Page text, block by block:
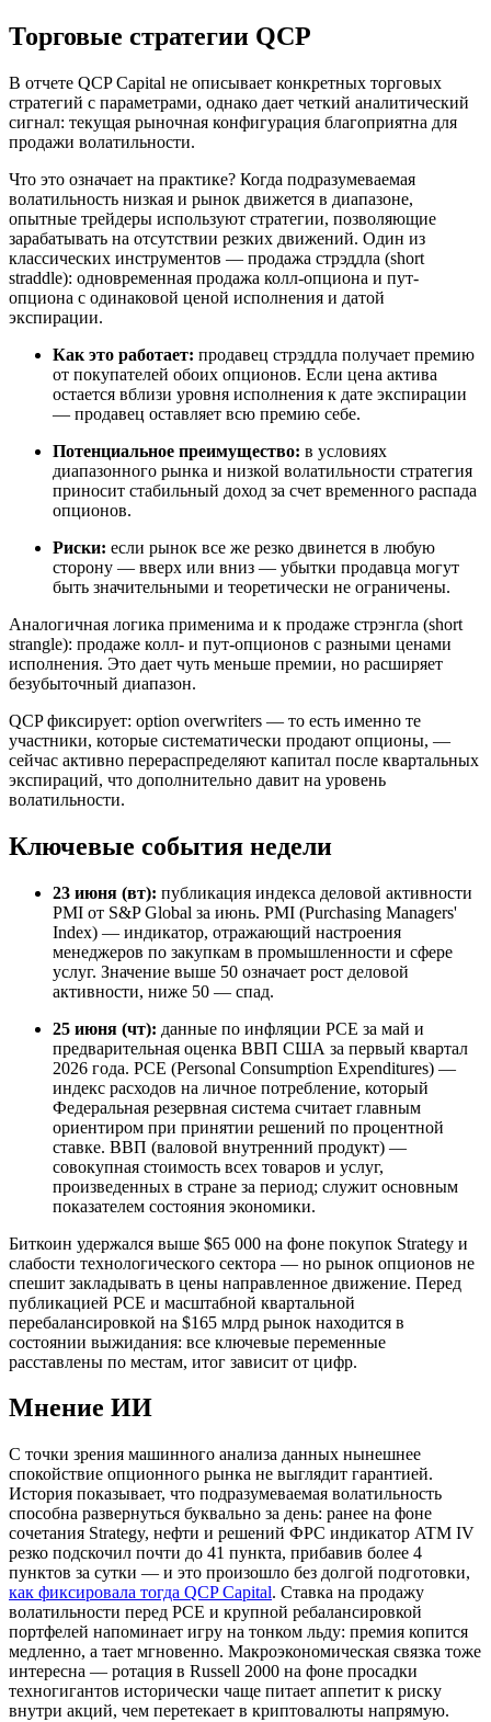
Торговые стратегии QCP
В отчете QCP Capital не описывает конкретных торговых
стратегий с параметрами, однако дает четкий аналитический
сигнал: текущая рыночная конфигурация благоприятна для
продажи волатильности.
Что это означает на практике? Когда подразумеваемая
волатильность низкая и рынок движется в диапазоне,
опытные трейдеры используют стратегии, позволяющие
зарабатывать на отсутствии резких движений. Один из
классических инструментов — продажа стрэддла (short
straddle): одновременная продажа колл-опциона и пут-
опциона с одинаковой ценой исполнения и датой
экспирации.
Как это работает: продавец стрэддла получает премию
от покупателей обоих опционов. Если цена актива
остается вблизи уровня исполнения к дате экспирации
— продавец оставляет всю премию себе.
Потенциальное преимущество: в условиях
диапазонного рынка и низкой волатильности стратегия
приносит стабильный доход за счет временного распада
опционов.
Риски: если рынок все же резко двинется в любую
сторону — вверх или вниз — убытки продавца могут
быть значительными и теоретически не ограничены.
Аналогичная логика применима и к продаже стрэнгла (short
strangle): продаже колл- и пут-опционов с разными ценами
исполнения. Это дает чуть меньше премии, но расширяет
безубыточный диапазон.
QCP фиксирует: option overwriters — то есть именно те
участники, которые систематически продают опционы, —
сейчас активно перераспределяют капитал после квартальных
экспираций, что дополнительно давит на уровень
волатильности.
Ключевые события недели
23 июня (вт): публикация индекса деловой активности
PMI от S&P Global за июнь. PMI (Purchasing Managers'
Index) — индикатор, отражающий настроения
менеджеров по закупкам в промышленности и сфере
услуг. Значение выше 50 означает рост деловой
активности, ниже 50 — спад.
25 июня (чт): данные по инфляции PCE за май и
предварительная оценка ВВП США за первый квартал
2026 года. PCE (Personal Consumption Expenditures) —
индекс расходов на личное потребление, который
Федеральная резервная система считает главным
ориентиром при принятии решений по процентной
ставке. ВВП (валовой внутренний продукт) —
совокупная стоимость всех товаров и услуг,
произведенных в стране за период; служит основным
показателем состояния экономики.
Биткоин удержался выше $65 000 на фоне покупок Strategy и
слабости технологического сектора — но рынок опционов не
спешит закладывать в цены направленное движение. Перед
публикацией PCE и масштабной квартальной
перебалансировкой на $165 млрд рынок находится в
состоянии выжидания: все ключевые переменные
расставлены по местам, итог зависит от цифр.
Мнение ИИ
С точки зрения машинного анализа данных нынешнее
спокойствие опционного рынка не выглядит гарантией.
История показывает, что подразумеваемая волатильность
способна развернуться буквально за день: ранее на фоне
сочетания Strategy, нефти и решений ФРС индикатор ATM IV
резко подскочил почти до 41 пункта, прибавив более 4
пунктов за сутки — и это произошло без долгой подготовки,
как фиксировала тогда QCP Capital. Ставка на продажу
волатильности перед PCE и крупной ребалансировкой
портфелей напоминает игру на тонком льду: премия копится
медленно, а тает мгновенно. Макроэкономическая связка тоже
интересна — ротация в Russell 2000 на фоне просадки
техногигантов исторически чаще питает аппетит к риску
внутри акций, чем перетекает в криптовалюты напрямую.